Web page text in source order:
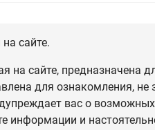
сайте.
сайте, предназначена
для ознакомления,
вас о
информации и